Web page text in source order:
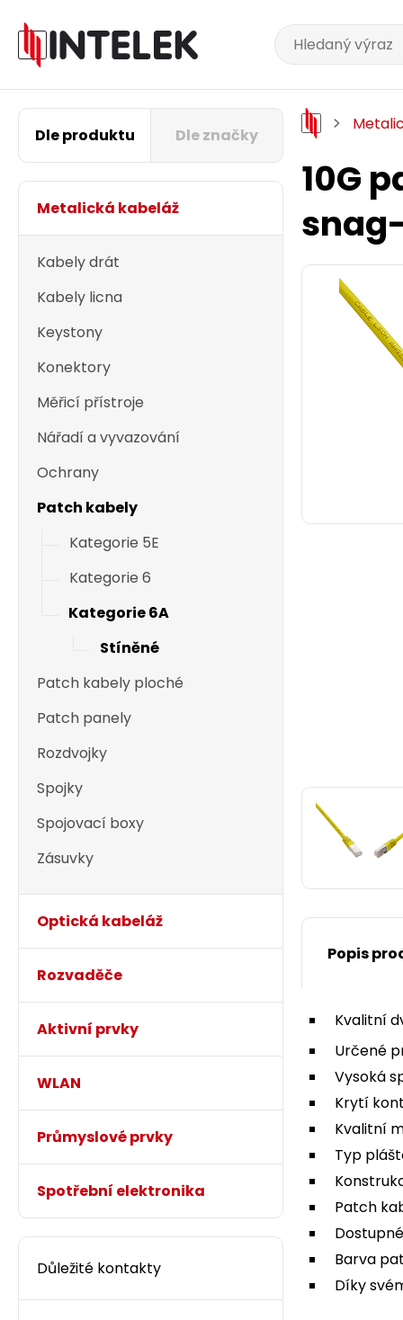
Dle produktu Dle značky
Metalická kabeláž
Kabely drát
Kabely licna
Keystony
Konektory
Měřicí přístroje
Nářadí a vyvazování
Ochrany
Patch kabely
Kategorie 5E
Kategorie 6
Kategorie 6A
Stíněné
Patch kabely ploché
Patch panely
Rozdvojky
Spojky
Spojovací boxy
Zásuvky
Optická kabeláž
Rozvaděče
Aktivní prvky
WLAN
Průmyslové prvky
Spotřební elektronika
Důležité kontakty
10G
Popis
Kvalitní
Určené
Vysoká
Krytí
Kvalitní
Typ
Patch
Barva
Díky